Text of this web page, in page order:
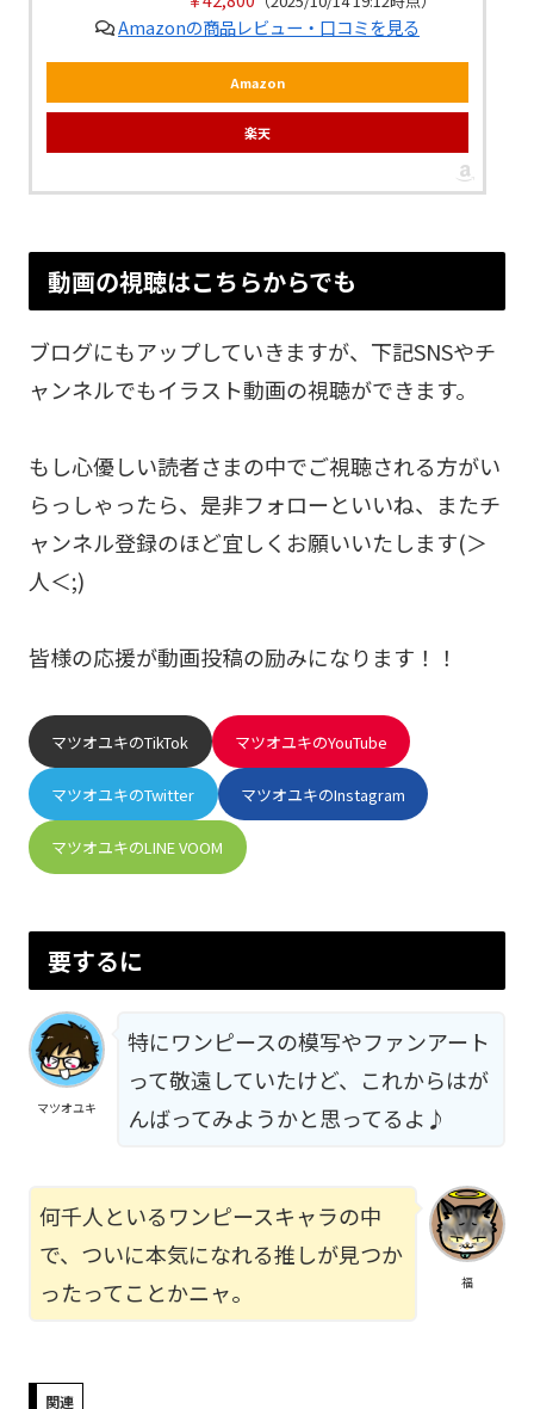
Amazonの商品レビュー・口コミを見る
Amazon
楽天
動画の視聴はこちらからでも
ブログにもアップしていきますが、下記SNSやチ
ャンネルでもイラスト動画の視聴ができます。
もし心優しい読者さまの中でご視聴される方がい
らっしゃったら、是非フォローといいね、またチ
ャンネル登録のほど宜しくお願いいたします(＞
人＜;)
皆様の応援が動画投稿の励みになります！！
マツオユキのTikTok マツオユキのYouTube
マツオユキのTwitter マツオユキのInstagram
マツオユキのLINE VOOM
要するに
マツオユキ
特にワンピースの模写やファンアート
って敬遠していたけど、これからはが
んばってみようかと思ってるよ♪
福
何千人といるワンピースキャラの中
で、ついに本気になれる推しが見つか
ったってことかニャ。
関連